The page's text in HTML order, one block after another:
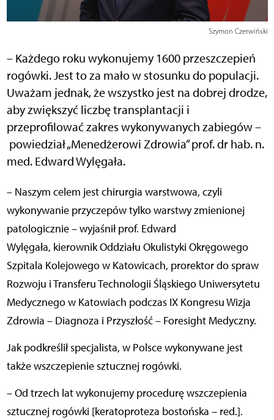
Szymon Czerwiński
– Każdego roku wykonujemy 1600 przeszczepień
rogówki. Jest to za mało w stosunku do populacji.
Uważam jednak, że wszystko jest na dobrej drodze,
aby zwiększyć liczbę transplantacji i
przeprofilować zakres wykonywanych zabiegów–
powiedział „Menedżerowi Zdrowia” prof. dr hab. n.
med. Edward Wylęgała.
– Naszym celem jest chirurgia warstwowa, czyli
wykonywanie przyczepów tylko warstwy zmienionej
patologicznie – wyjaśnił prof. Edward
Wylęgała, kierownik Oddziału Okulistyki Okręgowego
Szpitala Kolejowego w Katowicach, prorektor do spraw
Rozwoju i Transferu Technologii Śląskiego Uniwersytetu
Medycznego w Katowiach podczas IX Kongresu Wizja
Zdrowia – Diagnoza i Przyszłość – Foresight Medyczny.
Jak podkreślił specjalista, w Polsce wykonywane jest
także wszczepienie sztucznej rogówki.
– Od trzech lat wykonujemy procedurę wszczepienia
sztucznej rogówki [keratoproteza bostońska – red.].